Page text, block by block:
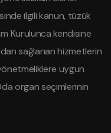
ilgili kanun, tüzük
Kurulunca kendisine
sağlanan hizmetlerin
uygun
organ seçimlerinin